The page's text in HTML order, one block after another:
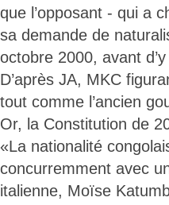
que l’opposant - qui a
sa demande de
octobre 2000, avant
D’après JA, MKC
tout comme l’ancien
Or, la Constitution de
«La nationalité
concurremment avec
italienne, Moïse